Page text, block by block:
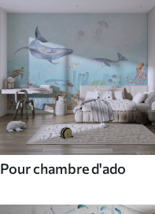
Pour chambre d'ado